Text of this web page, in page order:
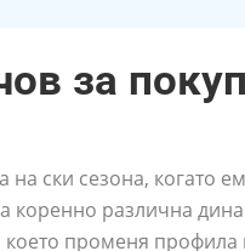
за
ски сезона, когато
коренно различна
променя профила